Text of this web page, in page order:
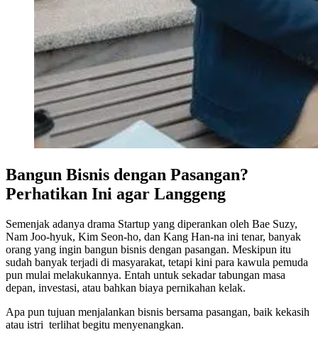
Bangun Bisnis dengan Pasangan?
Perhatikan Ini agar Langgeng
Semenjak adanya drama Startup yang diperankan oleh Bae Suzy,
Nam Joo-hyuk, Kim Seon-ho, dan Kang Han-na ini tenar, banyak
orang yang ingin bangun bisnis dengan pasangan. Meskipun itu
sudah banyak terjadi di masyarakat, tetapi kini para kawula pemuda
pun mulai melakukannya. Entah untuk sekadar tabungan masa
depan, investasi, atau bahkan biaya pernikahan kelak.
Apa pun tujuan menjalankan bisnis bersama pasangan, baik kekasih
atau istri terlihat begitu menyenangkan.